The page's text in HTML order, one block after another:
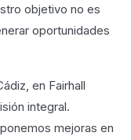
objetivo no es
oportunidades
en Fairhall
integral.
mejoras en